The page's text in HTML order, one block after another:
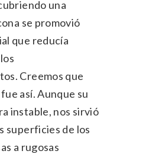
una
se promovió
que reducía
Creemos que
así. Aunque su
instable, nos sirvió
superficies de los
a rugosas